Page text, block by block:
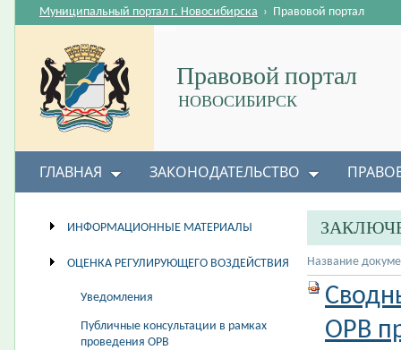
Правовой портал
НОВОСИБИРСК
Муниципальный портал г. Новосибирска › Правовой портал
ГЛАВНАЯ ЗАКОНОДАТЕЛЬСТВО
ИНФОРМАЦИОННЫЕ МАТЕРИАЛЫ
ОЦЕНКА РЕГУЛИРУЮЩЕГО ВОЗДЕЙСТВИЯ
Уведомления
Публичные консультации в рамках
проведения ОРВ
Название
ОРВ